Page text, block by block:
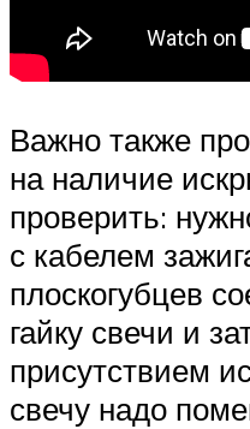
Важно также
на наличие
проверить:
с кабелем
плоскогубцев
гайку свечи и
присутствием
свечу надо